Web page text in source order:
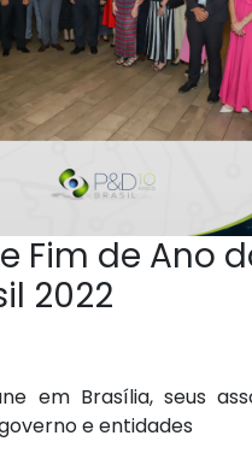
Fim de Ano
2022
em Brasília, seus
e entidades